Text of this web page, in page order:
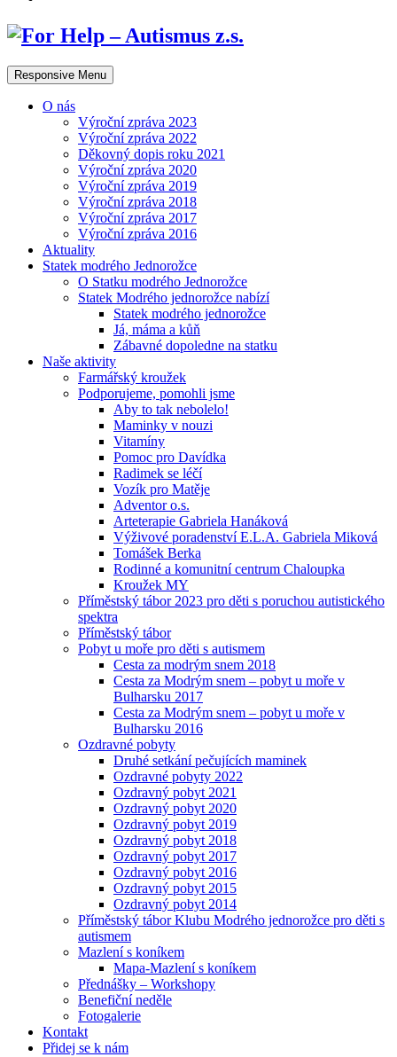
Responsive Menu
O nás
Výroční zpráva 2023
Výroční zpráva 2022
Děkovný dopis roku 2021
Výroční zpráva 2020
Výroční zpráva 2019
Výroční zpráva 2018
Výroční zpráva 2017
Výroční zpráva 2016
Aktuality
Statek modrého Jednorožce
O Statku modrého Jednorožce
Statek Modrého jednorožce nabízí
Statek modrého jednorožce
Já, máma a kůň
Zábavné dopoledne na statku
Naše aktivity
Farmářský kroužek
Podporujeme, pomohli jsme
Aby to tak nebolelo!
Maminky v nouzi
Vitamíny
Pomoc pro Davídka
Radimek se léčí
Vozík pro Matěje
Adventor o.s.
Arteterapie Gabriela Hanáková
Výživové poradenství E.L.A. Gabriela Miková
Tomášek Berka
Rodinné a komunitní centrum Chaloupka
Kroužek MY
Příměstský tábor 2023 pro děti s poruchou autistického
spektra
Příměstský tábor
Pobyt u moře pro děti s autismem
Cesta za modrým snem 2018
Cesta za Modrým snem – pobyt u moře v
Bulharsku 2017
Cesta za Modrým snem – pobyt u moře v
Bulharsku 2016
Ozdravné pobyty
Druhé setkání pečujících maminek
Ozdravné pobyty 2022
Ozdravný pobyt 2021
Ozdravný pobyt 2020
Ozdravný pobyt 2019
Ozdravný pobyt 2018
Ozdravný pobyt 2017
Ozdravný pobyt 2016
Ozdravný pobyt 2015
Ozdravný pobyt 2014
Příměstský tábor Klubu Modrého jednorožce pro děti s
autismem
Mazlení s koníkem
Mapa-Mazlení s koníkem
Přednášky – Workshopy
Benefiční neděle
Fotogalerie
Kontakt
Přidej se k nám